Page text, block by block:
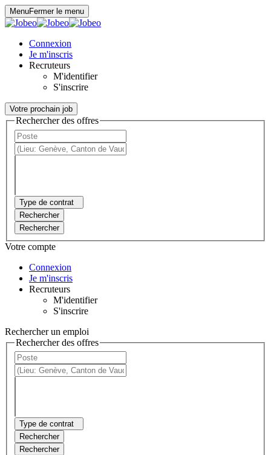
MenuFermer le menu
Connexion
Je m'inscris
Recruteurs
M'identifier
S'inscrire
Votre prochain job
Rechercher des offres
Type de contrat
Rechercher
Rechercher
Votre compte
Connexion
Je m'inscris
Recruteurs
M'identifier
S'inscrire
Rechercher un emploi
Rechercher des offres
Type de contrat
Rechercher
Rechercher
Panneau de gestion des cookies